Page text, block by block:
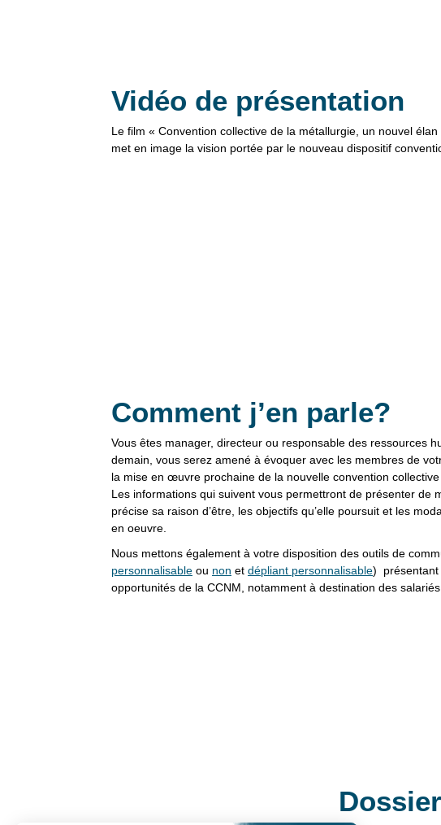
Vidéo de présentation
Le film « Convention collective de la métallurgie, un nouvel élan
met en image la vision portée par le nouveau dispositif
Comment j’en parle?
Vous êtes manager, directeur ou responsable des ressources
demain, vous serez amené à évoquer avec les membres de
la mise en œuvre prochaine de la nouvelle convention collective
Les informations qui suivent vous permettront de présenter de
précise sa raison d’être, les objectifs qu’elle poursuit et les
en oeuvre.
Nous mettons également à votre disposition des outils de
personnalisable ou non et dépliant personnalisable) présentant
opportunités de la CCNM, notamment à destination des salariés.